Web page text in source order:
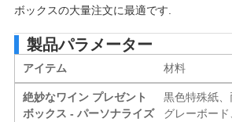
ボックスの大量注文に最適です.
製品パラメーター
アイテム 材料
絶妙なワイン プレゼント
ボックス - パーソナライズ
黒色特殊紙、
グレーボー